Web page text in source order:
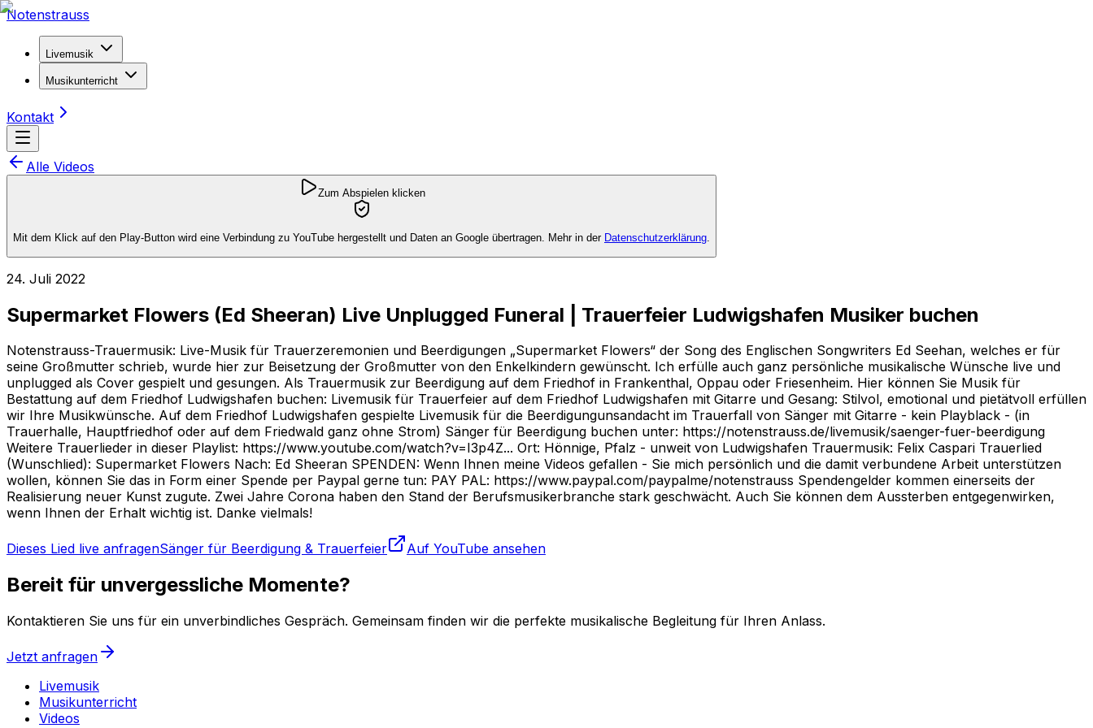
Notenstrauss
Livemusik
Musikunterricht
Kontakt
Alle Videos
Zum Abspielen klicken
Mit dem Klick auf den Play-Button wird eine Verbindung zu YouTube hergestellt und Daten an Google übertragen. Mehr in der Datenschutzerklärung.
24. Juli 2022
Supermarket Flowers (Ed Sheeran) Live Unplugged Funeral | Trauerfeier Ludwigshafen Musiker buchen
Notenstrauss-Trauermusik: Live-Musik für Trauerzeremonien und Beerdigungen „Supermarket Flowers“ der Song des Englischen Songwriters Ed Seehan, welches er für
seine Großmutter schrieb, wurde hier zur Beisetzung der Großmutter von den Enkelkindern gewünscht. Ich erfülle auch ganz persönliche musikalische Wünsche live und
unplugged als Cover gespielt und gesungen. Als Trauermusik zur Beerdigung auf dem Friedhof in Frankenthal, Oppau oder Friesenheim. Hier können Sie Musik für
Bestattung auf dem Friedhof Ludwigshafen buchen: Livemusik für Trauerfeier auf dem Friedhof Ludwigshafen mit Gitarre und Gesang: Stilvol, emotional und pietätvoll erfüllen
wir Ihre Musikwünsche. Auf dem Friedhof Ludwigshafen gespielte Livemusik für die Beerdigungunsandacht im Trauerfall von Sänger mit Gitarre - kein Playblack - (in
Trauerhalle, Hauptfriedhof oder auf dem Friedwald ganz ohne Strom) Sänger für Beerdigung buchen unter: https://notenstrauss.de/livemusik/saenger-fuer-beerdigung
Weitere Trauerlieder in dieser Playlist: https://www.youtube.com/watch?v=I3p4Z... Ort: Hönnige, Pfalz - unweit von Ludwigshafen Trauermusik: Felix Caspari Trauerlied
(Wunschlied): Supermarket Flowers Nach: Ed Sheeran SPENDEN: Wenn Ihnen meine Videos gefallen - Sie mich persönlich und die damit verbundene Arbeit unterstützen
wollen, können Sie das in Form einer Spende per Paypal gerne tun: PAY PAL: https://www.paypal.com/paypalme/notenstrauss Spendengelder kommen einerseits der
Realisierung neuer Kunst zugute. Zwei Jahre Corona haben den Stand der Berufsmusikerbranche stark geschwächt. Auch Sie können dem Aussterben entgegenwirken,
wenn Ihnen der Erhalt wichtig ist. Danke vielmals!
Dieses Lied live anfragenSänger für Beerdigung & Trauerfeier Auf YouTube ansehen
Bereit für unvergessliche Momente?
Kontaktieren Sie uns für ein unverbindliches Gespräch. Gemeinsam finden wir die perfekte musikalische Begleitung für Ihren Anlass.
Jetzt anfragen
Livemusik
Musikunterricht
Videos